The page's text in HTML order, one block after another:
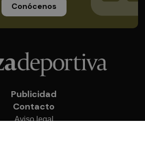
Conócenos
Publicidad
Contacto
Aviso legal